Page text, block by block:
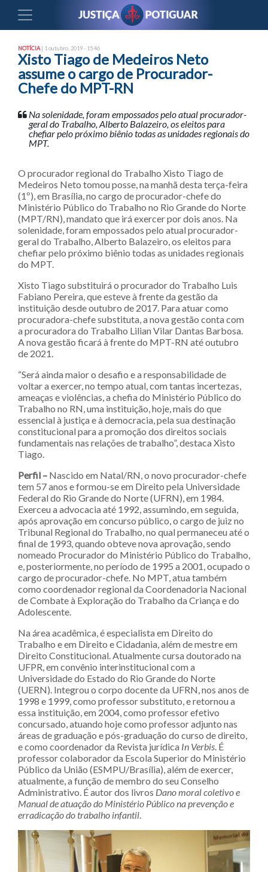
NOTÍCIA | 1 outubro, 2019 - 15:46
Xisto Tiago de Medeiros Neto
assume o cargo de Procurador-
Chefe do MPT-RN
Na solenidade, foram empossados pelo atual procurador-
geral do Trabalho, Alberto Balazeiro, os eleitos para
chefiar pelo próximo biênio todas as unidades regionais do
MPT.
O procurador regional do Trabalho Xisto Tiago de
Medeiros Neto tomou posse, na manhã desta terça-feira
(1º), em Brasília, no cargo de procurador-chefe do
Ministério Público do Trabalho no Rio Grande do Norte
(MPT/RN), mandato que irá exercer por dois anos. Na
solenidade, foram empossados pelo atual procurador-
geral do Trabalho, Alberto Balazeiro, os eleitos para
chefiar pelo próximo biênio todas as unidades regionais
do MPT.
Xisto Tiago substituirá o procurador do Trabalho Luis
Fabiano Pereira, que esteve à frente da gestão da
instituição desde outubro de 2017. Para atuar como
procuradora-chefe substituta, a nova gestão conta com
a procuradora do Trabalho Lilian Vilar Dantas Barbosa.
A nova gestão ficará à frente do MPT-RN até outubro
de 2021.
“Será ainda maior o desafio e a responsabilidade de
voltar a exercer, no tempo atual, com tantas incertezas,
ameaças e violências, a chefia do Ministério Público do
Trabalho no RN, uma instituição, hoje, mais do que
essencial à justiça e à democracia, pela sua destinação
constitucional para a promoção dos direitos sociais
fundamentais nas relações de trabalho”, destaca Xisto
Tiago.
Perfil – Nascido em Natal/RN, o novo procurador-chefe
tem 57 anos e formou-se em Direito pela Universidade
Federal do Rio Grande do Norte (UFRN), em 1984.
Exerceu a advocacia até 1992, assumindo, em seguida,
após aprovação em concurso público, o cargo de juiz no
Tribunal Regional do Trabalho, no qual permaneceu até o
final de 1993, quando obteve nova aprovação, sendo
nomeado Procurador do Ministério Público do Trabalho,
e, posteriormente, no período de 1995 a 2001, ocupado o
cargo de procurador-chefe. No MPT, atua também
como coordenador regional da Coordenadoria Nacional
de Combate à Exploração do Trabalho da Criança e do
Adolescente.
Na área acadêmica, é especialista em Direito do
Trabalho e em Direito e Cidadania, além de mestre em
Direito Constitucional. Atualmente cursa doutorado na
UFPR, em convênio interinstitucional com a
Universidade do Estado do Rio Grande do Norte
(UERN). Integrou o corpo docente da UFRN, nos anos de
1998 e 1999, como professor substituto, e retornou a
essa instituição, em 2004, como professor efetivo
concursado, atuando hoje como professor adjunto nas
áreas de graduação e pós-graduação do curso de direito,
e como coordenador da Revista jurídica In Verbis. É
professor colaborador da Escola Superior do Ministério
Público da União (ESMPU/Brasília), além de exercer,
atualmente, a função de membro do seu Conselho
Administrativo. É autor dos livros Dano moral coletivo e
Manual de atuação do Ministério Público na prevenção e
erradicação do trabalho infantil.